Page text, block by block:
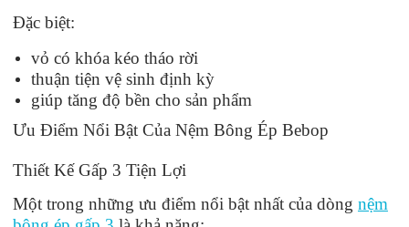
Đặc biệt:
vỏ có khóa kéo tháo rời
thuận tiện vệ sinh định kỳ
giúp tăng độ bền cho sản phẩm
Ưu Điểm Nổi Bật Của Nệm Bông Ép Bebop
Thiết Kế Gấp 3 Tiện Lợi
Một trong những ưu điểm nổi bật nhất của dòng nệm